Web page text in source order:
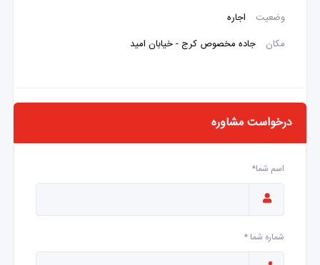
وضعیت
اجاره
مکان
جاده مخصوص کرج - خیابان امید
درخواست مشاوره
اسم شما*
شماره شما *